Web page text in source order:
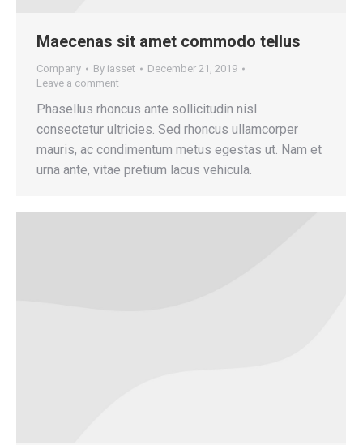
Maecenas sit amet commodo tellus
Company By iasset
December 21, 2019
Leave a comment
Phasellus rhoncus ante sollicitudin nisl
consectetur ultricies. Sed rhoncus ullamcorper
mauris, ac condimentum metus egestas ut. Nam et
urna ante, vitae pretium lacus vehicula.